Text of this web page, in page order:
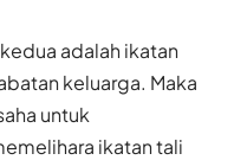
adalah ikatan
keluarga. Maka
untuk
ikatan tali